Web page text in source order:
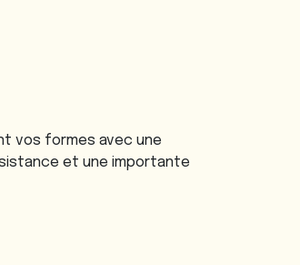
vos formes avec une
et une importante